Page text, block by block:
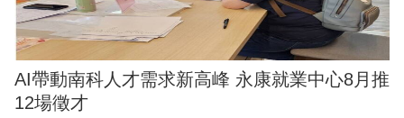
AI帶動南科人才需求新高峰 永康就業中心8月推
12場徵才